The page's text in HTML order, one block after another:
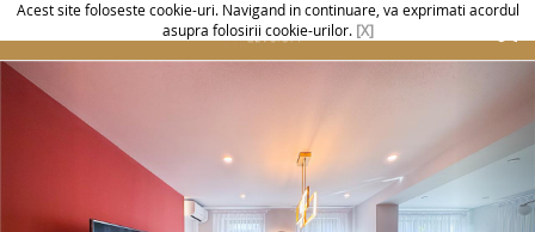
Acest site foloseste cookie-uri. Navigand in continuare, va exprimati acordul
asupra folosirii cookie-urilor. [X]